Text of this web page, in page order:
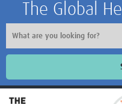
The Global
Inicio